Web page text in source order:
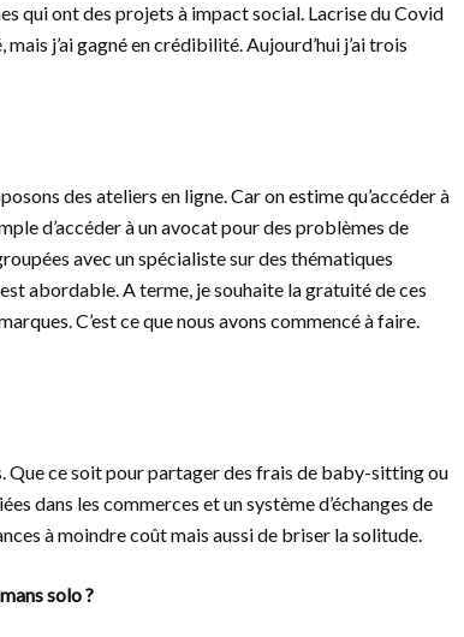
qui ont des projets à impact social. Lacrise du Covid
j’ai gagné en crédibilité. Aujourd’hui j’ai trois
des ateliers en ligne. Car on estime qu’accéder à
d’accéder à un avocat pour des problèmes de
avec un spécialiste sur des thématiques
abordable. A terme, je souhaite la gratuité de ces
C’est ce que nous avons commencé à faire.
Que ce soit pour partager des frais de baby-sitting ou
dans les commerces et un système d’échanges de
à moindre coût mais aussi de briser la solitude.
solo ?